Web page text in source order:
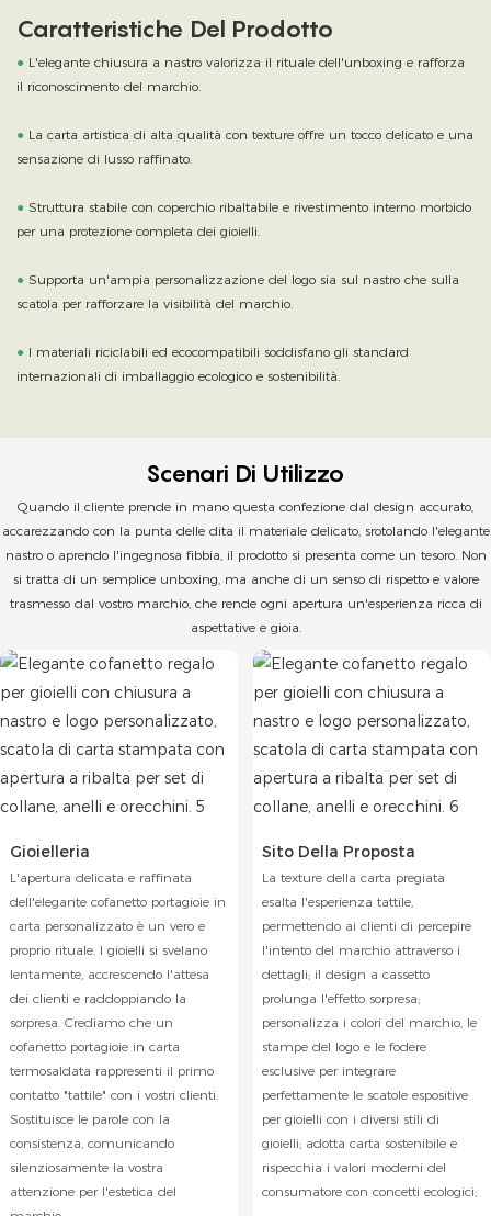
Caratteristiche Del Prodotto
● L'elegante chiusura a nastro valorizza il rituale dell'unboxing e rafforza
il riconoscimento del marchio.
● La carta artistica di alta qualità con texture offre un tocco delicato e una
sensazione di lusso raffinato.
● Struttura stabile con coperchio ribaltabile e rivestimento interno morbido
per una protezione completa dei gioielli.
● Supporta un'ampia personalizzazione del logo sia sul nastro che sulla
scatola per rafforzare la visibilità del marchio.
● I materiali riciclabili ed ecocompatibili soddisfano gli standard
internazionali di imballaggio ecologico e sostenibilità.
Scenari Di Utilizzo
Quando il cliente prende in mano questa confezione dal design accurato,
accarezzando con la punta delle dita il materiale delicato, srotolando l'elegante
nastro o aprendo l'ingegnosa fibbia, il prodotto si presenta come un tesoro. Non
si tratta di un semplice unboxing, ma anche di un senso di rispetto e valore
trasmesso dal vostro marchio, che rende ogni apertura un'esperienza ricca di
aspettative e gioia.
Gioielleria
L'apertura delicata e raffinata
dell'elegante cofanetto portagioie in
carta personalizzato è un vero e
proprio rituale. I gioielli si svelano
lentamente, accrescendo l'attesa
dei clienti e raddoppiando la
sorpresa. Crediamo che un
cofanetto portagioie in carta
termosaldata rappresenti il ​​primo
contatto "tattile" con i vostri clienti.
Sostituisce le parole con la
consistenza, comunicando
silenziosamente la vostra
attenzione per l'estetica del
Sito Della Proposta
La texture della carta pregiata
esalta l'esperienza tattile,
permettendo ai clienti di percepire
l'intento del marchio attraverso i
dettagli; il design a cassetto
prolunga l'effetto sorpresa;
personalizza i colori del marchio, le
stampe del logo e le fodere
esclusive per integrare
perfettamente le scatole espositive
per gioielli con i diversi stili di
gioielli; adotta carta sostenibile e
rispecchia i valori moderni del
consumatore con concetti ecologici;